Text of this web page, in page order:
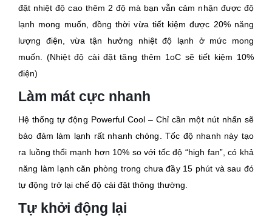
đặt nhiệt độ cao thêm 2 độ mà bạn vẫn cảm nhận được độ
lạnh mong muốn, đồng thời vừa tiết kiệm được 20% năng
lượng điện, vừa tận hưởng nhiệt độ lạnh ở mức mong
muốn. (Nhiệt độ cài đặt tăng thêm 1oC sẽ tiết kiệm 10%
điện)
Làm mát cực nhanh
Hệ thống tự động Powerful Cool – Chỉ cần một nút nhấn sẽ
bảo đảm làm lạnh rất nhanh chóng. Tốc độ nhanh này tạo
ra luồng thổi mạnh hơn 10% so với tốc độ “high fan”, có khả
năng làm lạnh căn phòng trong chưa đầy 15 phút và sau đó
tự động trở lại chế độ cài đặt thông thường.
Tự khởi động lại